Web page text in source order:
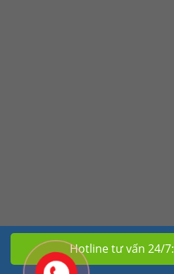
Hotline tư vấn 24/7: